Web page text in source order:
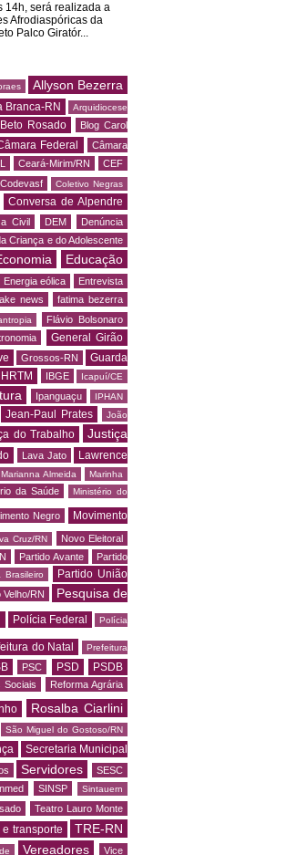
14h, será realizada a
Afrodiaspóricas da
Palco Giratór...
Allyson Bezerra
Branca-RN
Arquidiocese
Beto Rosado
Blog Carol
Federal
Câmara
Ceará-Mirim/RN CEF
Codevasf Coletivo Negras
Conversa de Alpendre
Civil DEM Denúncia
Criança e do Adolescente
Educação
Energia eólica Entrevista
news fatima bezerra
Flávio Bolsonaro
General Girão
Grossos-RN
Guarda
HRTM IBGE Icapuí/CE
Ipanguaçu IPHAN
Jean-Paul Prates
João
do Trabalho
Justiça
Lava Jato
Lawrence
Marianna Almeida Marinha
da Saúde Ministério do
Negro
Movimento
Cruz/RN Novo Eleitoral
Partido Avante
Partido
Brasileiro
Partido União
Velho/RN
Pesquisa de
Polícia Federal Polícia
do Natal
Prefeitura
PSC PSD PSDB
Sociais Reforma Agrária
Rosalba Ciarlini
São Miguel do Gostoso/RN
Secretaria Municipal
Servidores SESC
SINSP Sintauern
Teatro Lauro Monte
transporte TRE-RN
Vereadores Vice